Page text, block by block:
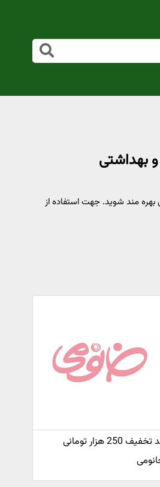
400 کالای لوازم آرایشی و بهداشتی بهره مند شوید. جهت استفاده از
کد تخفیف 250 هزار تومانی